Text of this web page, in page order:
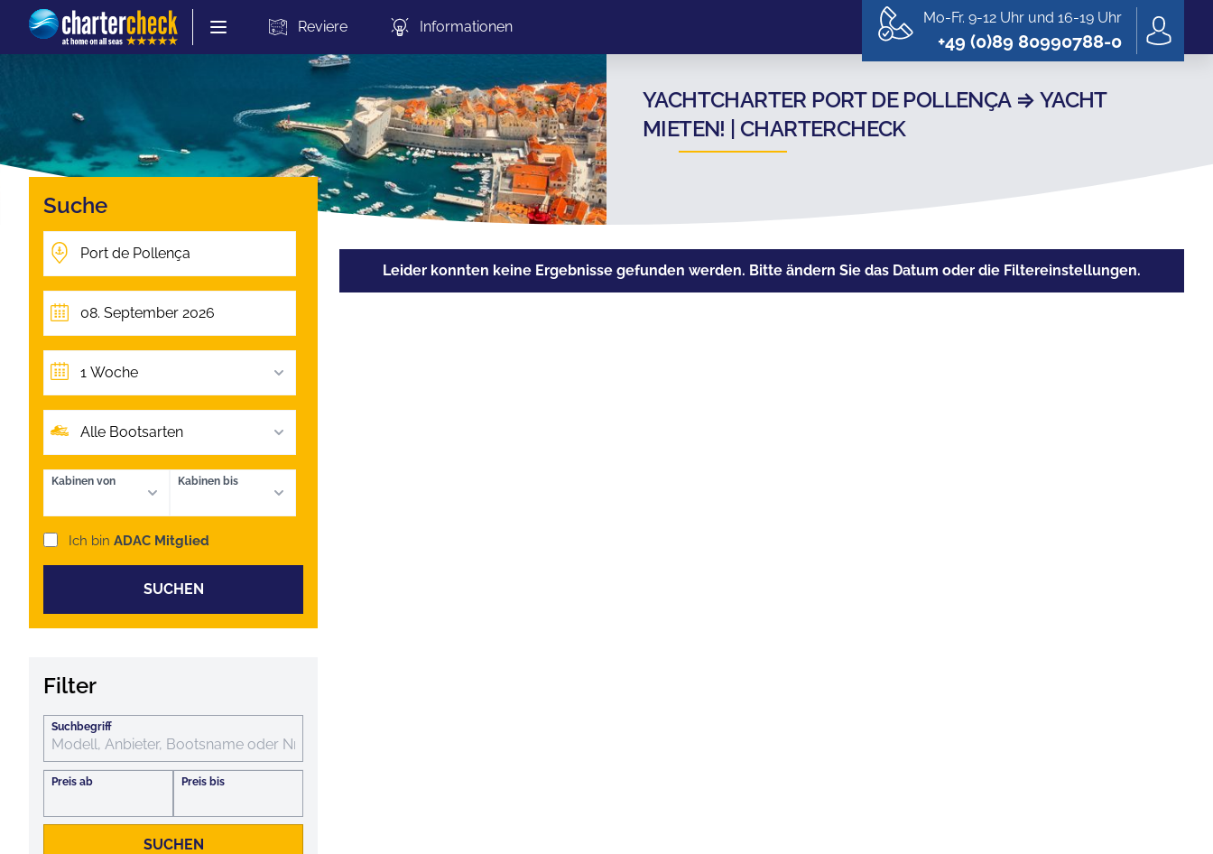
Chartercheck Reviere Informationen Mo-Fr. 9-12 Uhr und 16-19 Uhr
+49 (0)89 80990788-0
YACHTCHARTER PORT DE POLLENÇA ⇒ YACHT
MIETEN! | CHARTERCHECK
Suche
1 Woche
Alle Bootsarten
Kabinen von Kabinen bis
Ich bin ADAC Mitglied
SUCHEN
Filter
Suchbegriff
Preis ab Preis bis
SUCHEN
Leider konnten keine Ergebnisse gefunden werden. Bitte ändern Sie das Datum oder die Filtereinstellungen.